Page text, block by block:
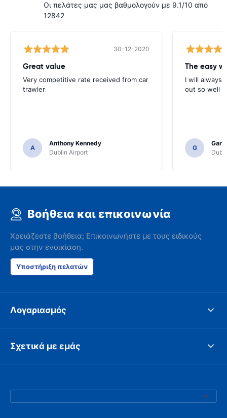
Οι πελάτες μας μας βαθμολογούν με 9.1/10 από
12842
30-12-2020
Great value
Very competitive rate received from car
trawler
A
Anthony Kennedy
Dublin Airport
I will always
out so well
G
Gary
Βοήθεια και επικοινωνία
Χρειάζεστε βοήθεια; Επικοινωνήστε με τους ειδικούς
μας στην ενοικίαση.
Υποστήριξη πελατών
Λογαριασμός
Σχετικά με εμάς